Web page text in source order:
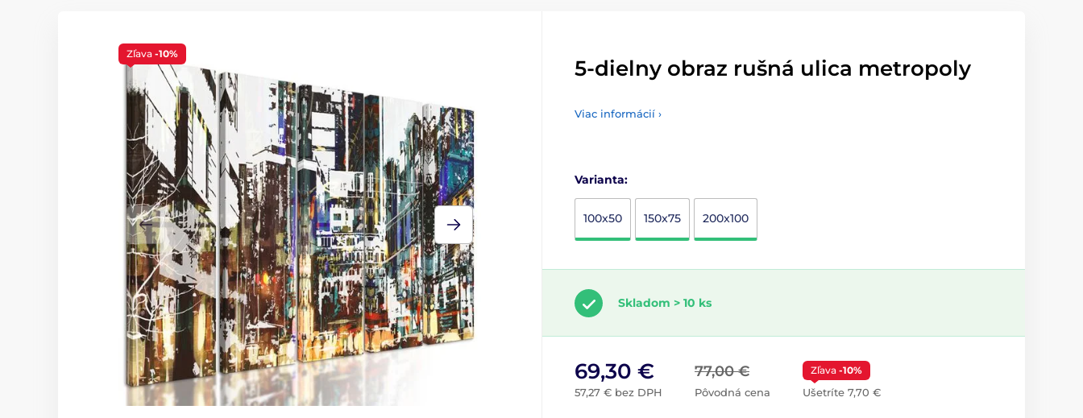
Zľava -10%
5-dielny obraz rušná ulica metropoly
Viac informácií ›
Varianta:
100x50 150x75 200x100
Skladom > 10 ks
77,00 €
Pôvodná cena
69,30 €
57,27 € bez DPH
Zľava -10%
Ušetríte 7,70 €